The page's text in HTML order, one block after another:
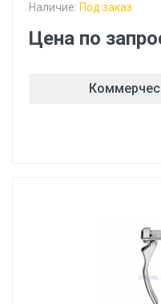
Наличие: Под заказ
Цена по